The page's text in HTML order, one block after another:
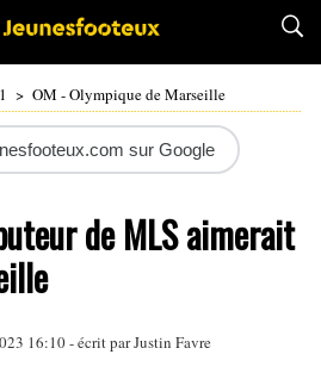
> OM - Olympique de Marseille
sur Google
de MLS aimerait
16:10 - écrit parJustin Favre